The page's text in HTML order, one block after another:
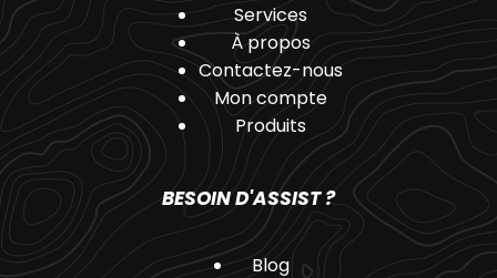
Services
À propos
Contactez-nous
Mon compte
Produits
BESOIN D'ASSIST ?
Blog